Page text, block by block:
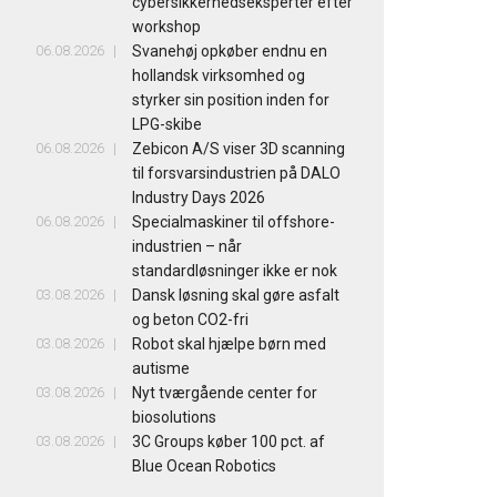
workshop
06.08.2026
Svanehøj opkøber endnu en
hollandsk virksomhed og
styrker sin position inden for
LPG-skibe
06.08.2026
Zebicon A/S viser 3D scanning
til forsvarsindustrien på DALO
Industry Days 2026
06.08.2026
Specialmaskiner til offshore-
industrien – når
standardløsninger ikke er nok
03.08.2026
Dansk løsning skal gøre asfalt
og beton CO2-fri
03.08.2026
Robot skal hjælpe børn med
autisme
03.08.2026
Nyt tværgående center for
biosolutions
03.08.2026
3C Groups køber 100 pct. af
Blue Ocean Robotics